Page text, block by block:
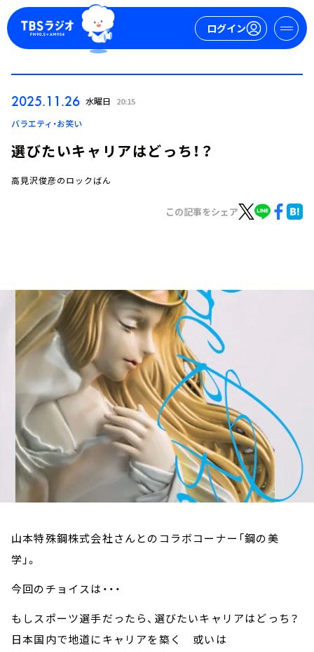
ログイン
ログイン
トピックス
TBS Podcast
お知らせ
イベント・グッズ
YouTube
会社情報
2025.11.26 水曜日 20:15
バラエティ・お笑い
選びたいキャリアはどっち！？
高見沢俊彦のロックばん
この記事をシェア
山本特殊鋼株式会社さんとのコラボコーナー「鋼の美
学」。
今回のチョイスは・・・
もしスポーツ選手だったら、選びたいキャリアはどっち？
日本国内で地道にキャリアを築く 或いは